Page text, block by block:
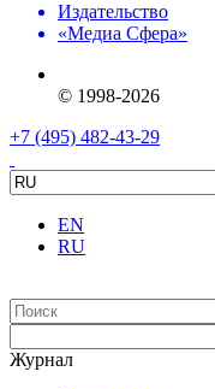
Издательство
«Медиа Сфера»
© 1998-2026
+7 (495) 482-43-29
EN
RU
Журнал